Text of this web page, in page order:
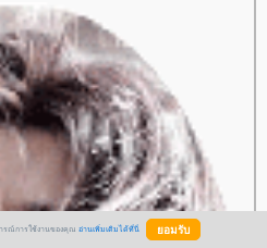
รณ์การใช้งานของคุณ อ่านเพิ่มเติมได้ที่นี่